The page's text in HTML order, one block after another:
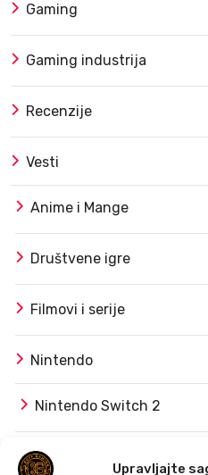
Upravljajte
Gaming
Gaming industrija
Recenzije
Vesti
Anime i Mange
Društvene igre
Filmovi i serije
Nintendo
Nintendo Switch 2
PC